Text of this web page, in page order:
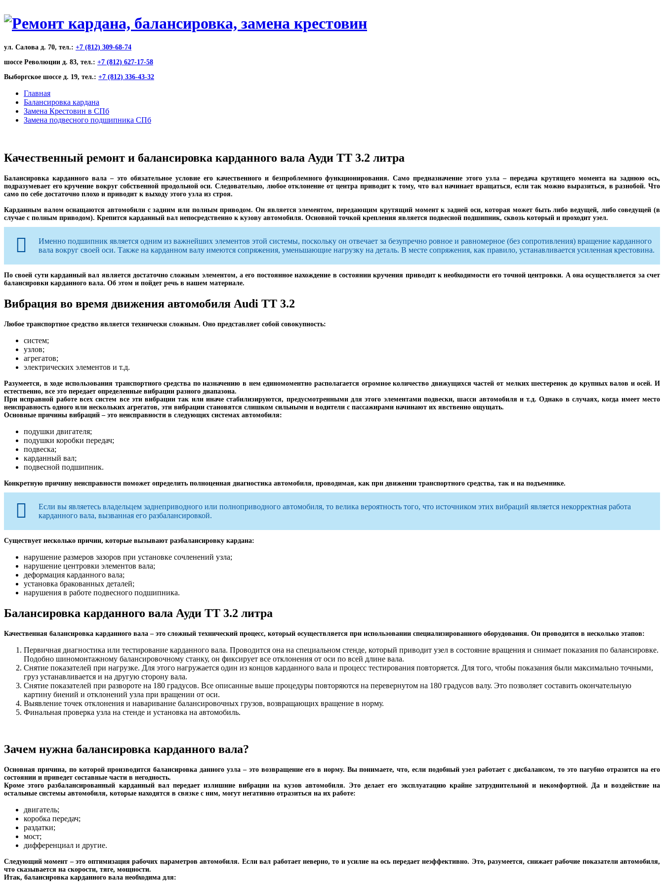
ул. Салова д. 70, тел.: +7 (812) 309-68-74
шоссе Революции д. 83, тел.: +7 (812) 627-17-58
Выборгское шоссе д. 19, тел.: +7 (812) 336-43-32
Главная
Балансировка кардана
Замена Крестовин в СПб
Замена подвесного подшипника СПб
Качественный ремонт и балансировка карданного вала Ауди ТТ 3.2 литра
Балансировка карданного вала – это обязательное условие его качественного и безпроблемного функционирования. Само предназначение этого узла – передача крутящего момента на заднюю ось,
подразумевает его кручение вокруг собственной продольной оси. Следовательно, любое отклонение от центра приводит к тому, что вал начинает вращаться, если так можно выразиться, в разнобой. Что
само по себе достаточно плохо и приводит к выходу этого узла из строя.
Карданным валом оснащаются автомобили с задним или полным приводом. Он является элементом, передающим крутящий момент к задней оси, которая может быть либо ведущей, либо соведущей (в
случае с полным приводом). Крепится карданный вал непосредственно к кузову автомобиля. Основной точкой крепления является подвесной подшипник, сквозь который и проходит узел.
Именно подшипник является одним из важнейших элементов этой системы, поскольку он отвечает за безупречно ровное и равномерное (без сопротивления) вращение карданного
вала вокруг своей оси. Также на карданном валу имеются сопряжения, уменьшающие нагрузку на деталь. В месте сопряжения, как правило, устанавливается усиленная крестовина.
По своей сути карданный вал является достаточно сложным элементом, а его постоянное нахождение в состоянии кручения приводит к необходимости его точной центровки. А она осуществляется за счет
балансировки карданного вала. Об этом и пойдет речь в нашем материале.
Вибрация во время движения автомобиля Audi TT 3.2
Любое транспортное средство является технически сложным. Оно представляет собой совокупность:
систем;
узлов;
агрегатов;
электрических элементов и т.д.
Разумеется, в ходе использования транспортного средства по назначению в нем единомоментно располагается огромное количество движущихся частей от мелких шестеренок до крупных валов и осей. И
естественно, все это передает определенные вибрации разного диапазона.
При исправной работе всех систем все эти вибрации так или иначе стабилизируются, предусмотренными для этого элементами подвески, шасси автомобиля и т.д. Однако в случаях, когда имеет место
неисправность одного или нескольких агрегатов, эти вибрации становятся слишком сильными и водители с пассажирами начинают их явственно ощущать.
Основные причины вибраций – это неисправности в следующих системах автомобиля:
подушки двигателя;
подушки коробки передач;
подвеска;
карданный вал;
подвесной подшипник.
Конкретную причину неисправности поможет определить полноценная диагностика автомобиля, проводимая, как при движении транспортного средства, так и на подъемнике.
Если вы являетесь владельцем заднеприводного или полноприводного автомобиля, то велика вероятность того, что источником этих вибраций является некорректная работа
карданного вала, вызванная его разбалансировкой.
Существует несколько причин, которые вызывают разбалансировку кардана:
нарушение размеров зазоров при установке сочленений узла;
нарушение центровки элементов вала;
деформация карданного вала;
установка бракованных деталей;
нарушения в работе подвесного подшипника.
Балансировка карданного вала Ауди ТТ 3.2 литра
Качественная балансировка карданного вала – это сложный технический процесс, который осуществляется при использовании специализированного оборудования. Он проводится в несколько этапов:
Первичная диагностика или тестирование карданного вала. Проводится она на специальном стенде, который приводит узел в состояние вращения и снимает показания по балансировке.
Подобно шиномонтажному балансировочному станку, он фиксирует все отклонения от оси по всей длине вала.
Снятие показателей при нагрузке. Для этого нагружается один из концов карданного вала и процесс тестирования повторяется. Для того, чтобы показания были максимально точными,
груз устанавливается и на другую сторону вала.
Снятие показателей при развороте на 180 градусов. Все описанные выше процедуры повторяются на перевернутом на 180 градусов валу. Это позволяет составить окончательную
картину биений и отклонений узла при вращении от оси.
Выявление точек отклонения и наваривание балансировочных грузов, возвращающих вращение в норму.
Финальная проверка узла на стенде и установка на автомобиль.
Зачем нужна балансировка карданного вала?
Основная причина, по которой производится балансировка данного узла – это возвращение его в норму. Вы понимаете, что, если подобный узел работает с дисбалансом, то это пагубно отразится на его
состоянии и приведет составные части в негодность.
Кроме этого разбалансированный карданный вал передает излишние вибрации на кузов автомобиля. Это делает его эксплуатацию крайне затруднительной и некомфортной. Да и воздействие на
остальные системы автомобиля, которые находятся в связке с ним, могут негативно отразиться на их работе:
двигатель;
коробка передач;
раздатки;
мост;
дифференциал и другие.
Следующий момент – это оптимизация рабочих параметров автомобиля. Если вал работает неверно, то и усилие на ось передает неэффективно. Это, разумеется, снижает рабочие показатели автомобиля,
что сказывается на скорости, тяге, мощности.
Итак, балансировка карданного вала необходима для: